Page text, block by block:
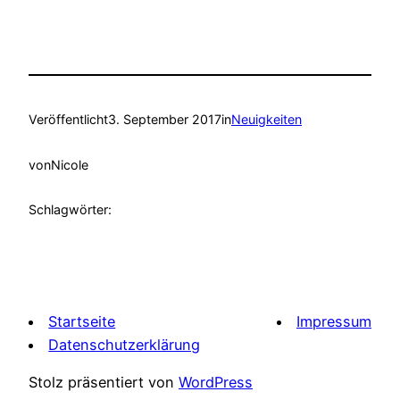
Veröffentlicht3. September 2017inNeuigkeiten
vonNicole
Schlagwörter:
Startseite
Impressum
Datenschutzerklärung
Stolz präsentiert von WordPress